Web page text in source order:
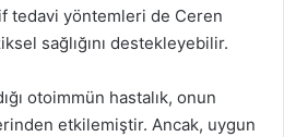
tedavi yöntemleri de Ceren
sağlığını destekleyebilir.
otoimmün hastalık, onun
etkilemiştir. Ancak, uygun